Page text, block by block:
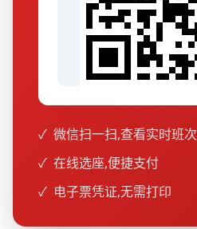
✓ 微信扫一扫,查看实时班次
✓ 在线选座,便捷支付
✓ 电子票凭证,无需打印